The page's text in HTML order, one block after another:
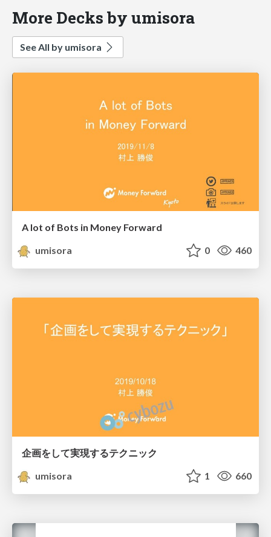
More Decks by umisora
See All by umisora
A lot of Bots in Money Forward
umisora
0 460
企画をして実現するテクニック
umisora
1 660